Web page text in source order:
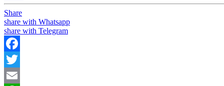
Share
share with Whatsapp
share with Telegram
Facebook
Twitter